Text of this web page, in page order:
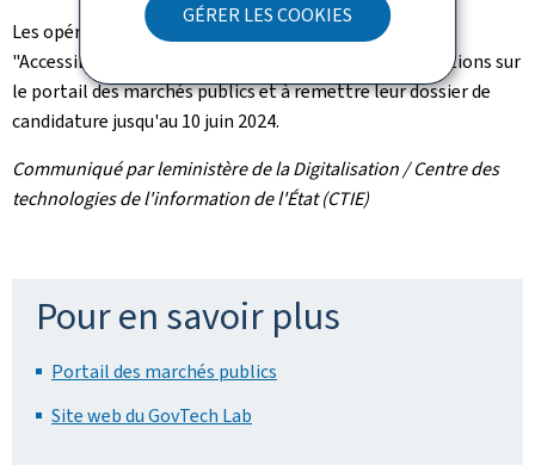
GÉRER LES COOKIES
Les opérateurs économiques intéressés à participer à
"AccessiLingua" sont invités à consulter l'appel à solutions sur
le portail des marchés publics et à remettre leur dossier de
candidature jusqu'au 10 juin 2024.
Communiqué par leministère de la Digitalisation / Centre des
technologies de l'information de l'État (CTIE)
Pour en savoir plus
Portail des marchés publics
Site web du GovTech Lab